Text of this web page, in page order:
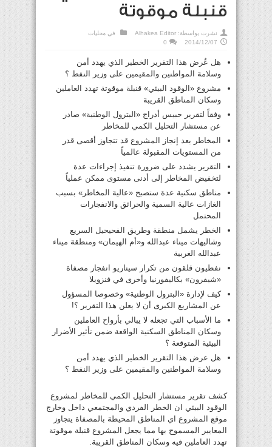
قنبلة موقوتة
نشرت بواسطة: Alhakea Editor في محليات
2014/12/07
0
هل عُرض هذا التقرير الخطير الذي يهدد أمن
وسلامة المواطنين والمقيمين على وزير النفط ؟
مشروع «الوقود البيئي» قنبلة موقوتة تهدد العاملين
وسكان المناطق القريبة
وفقاً لتقرير حبيس أدراج «البترول الوطنية» صادر
عن مستشار التحليل الكمي للمخاطر
المخاطر بعد إنجاز المشروع قد تتجاوز أقصى قدر
من المستويات المقبولة عالمياً
التقرير يشدد على ضرورة تنفيذ إجراءات عدة
لتخفيض المخاطر إلى أدنى مستوى ممكن عملياً
مناطق سكنية عدة ستصبح «عالية المخاطر» بسبب
الغازات عالية السمية والحرائق والانفجارات
المحتمل
الخطر يشمل منطقة وطريق الفحيحيل السريع
وشاليهات ميناء عبدالله و«أم الهيمان» ومنطقة ميناء
عبدالله الغربية
نفطيون قلقون من تكرار سيناريو انفجار مصفاة
«شيفرون» بكاليفورنيا وأخرى في فنزويلا
كيف لإدارة «البترول الوطنية» وخصوصا المسؤول
عن المشاريع الكبرى أن لا يعلن هذا التقرير ؟!
ما الأسباب التي تجعله لا يبالي بأرواح العاملين
وسكان المناطق السكنية الواقعة ضمن تأثير الأضرار
البيئية المتوقعة ؟
هل عرض هذا التقرير الخطير الذي يهدد أمن
وسلامة المواطنين والمقيمين على وزير النفط ؟
كشف تقرير مستشار التحليل الكمي للمخاطر لمشروع
الوقود البيئي ان الخطر الفردي والمجتمعي داخل وخارج
موقع المشروع اي المناطق المحيطة بالمصفاة يتجاوز
المعايير المسموح بها مما يجعل المشروع قنبلة موقوتة
تهدد العاملين فيه وسكان المناطق القريبة.